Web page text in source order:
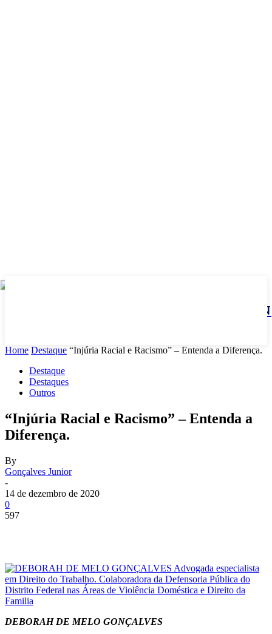
JBN
Home Destaque “Injúria Racial e Racismo” – Entenda a Diferença.
Destaque
Destaques
Outros
“Injúria Racial e Racismo” – Entenda a
Diferença.
By
Gonçalves Junior
-
14 de dezembro de 2020
0
597
DEBORAH DE MELO GONÇALVES